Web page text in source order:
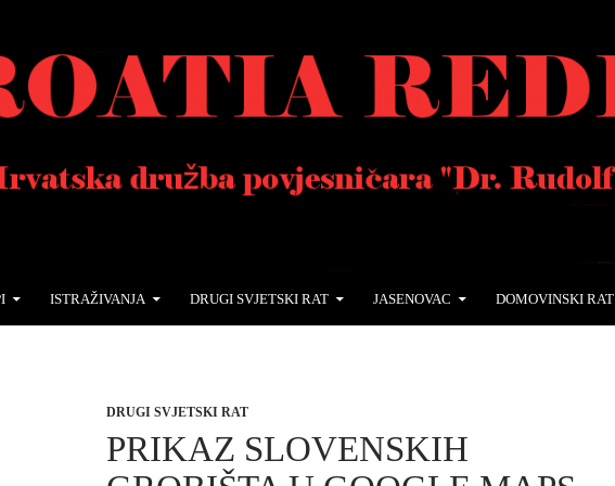
ISTRAŽIVANJA DRUGI SVJETSKI RAT JASENOVAC DOMOVINSKI RAT
DRUGI SVJETSKI RAT
PRIKAZ SLOVENSKIH